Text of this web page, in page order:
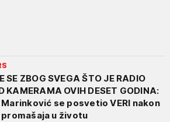
SE ZBOG SVEGA ŠTO JE RADIO
KAMERAMA OVIH DESET GODINA:
Marinković se posvetio VERI nakon
promašaja u životu